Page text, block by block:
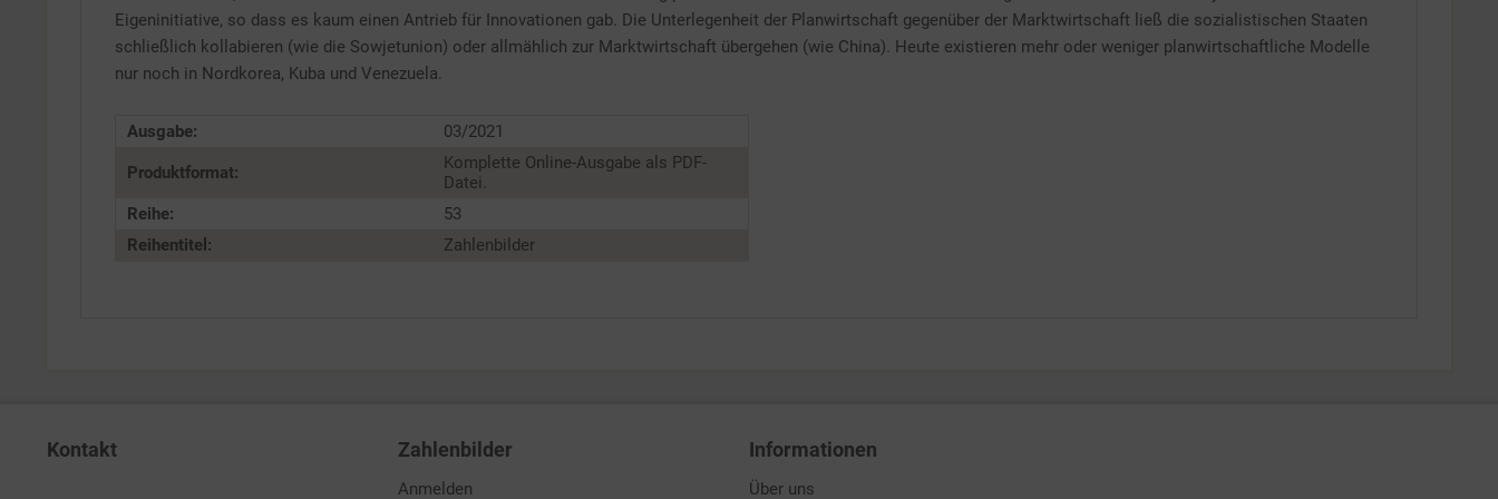
Eigeninitiative, so dass es kaum einen Antrieb für Innovationen gab. Die Unterlegenheit der Planwirtschaft gegenüber der Marktwirtschaft ließ die sozialistischen Staaten
schließlich kollabieren (wie die Sowjetunion) oder allmählich zur Marktwirtschaft übergehen (wie China). Heute existieren mehr oder weniger planwirtschaftliche Modelle
nur noch in Nordkorea, Kuba und Venezuela.
Ausgabe: 03/2021
Produktformat:
Komplette Online-Ausgabe als PDF-
Datei.
Reihe:
53
Reihentitel:
Zahlenbilder
Kontakt Zahlenbilder
Anmelden
Informationen
Über uns